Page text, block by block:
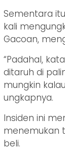
Sementara
kali
Gacoan,
“Padahal,
ditaruh di
mungkin
ungkapnya.
Insiden ini
menemukan
beli.